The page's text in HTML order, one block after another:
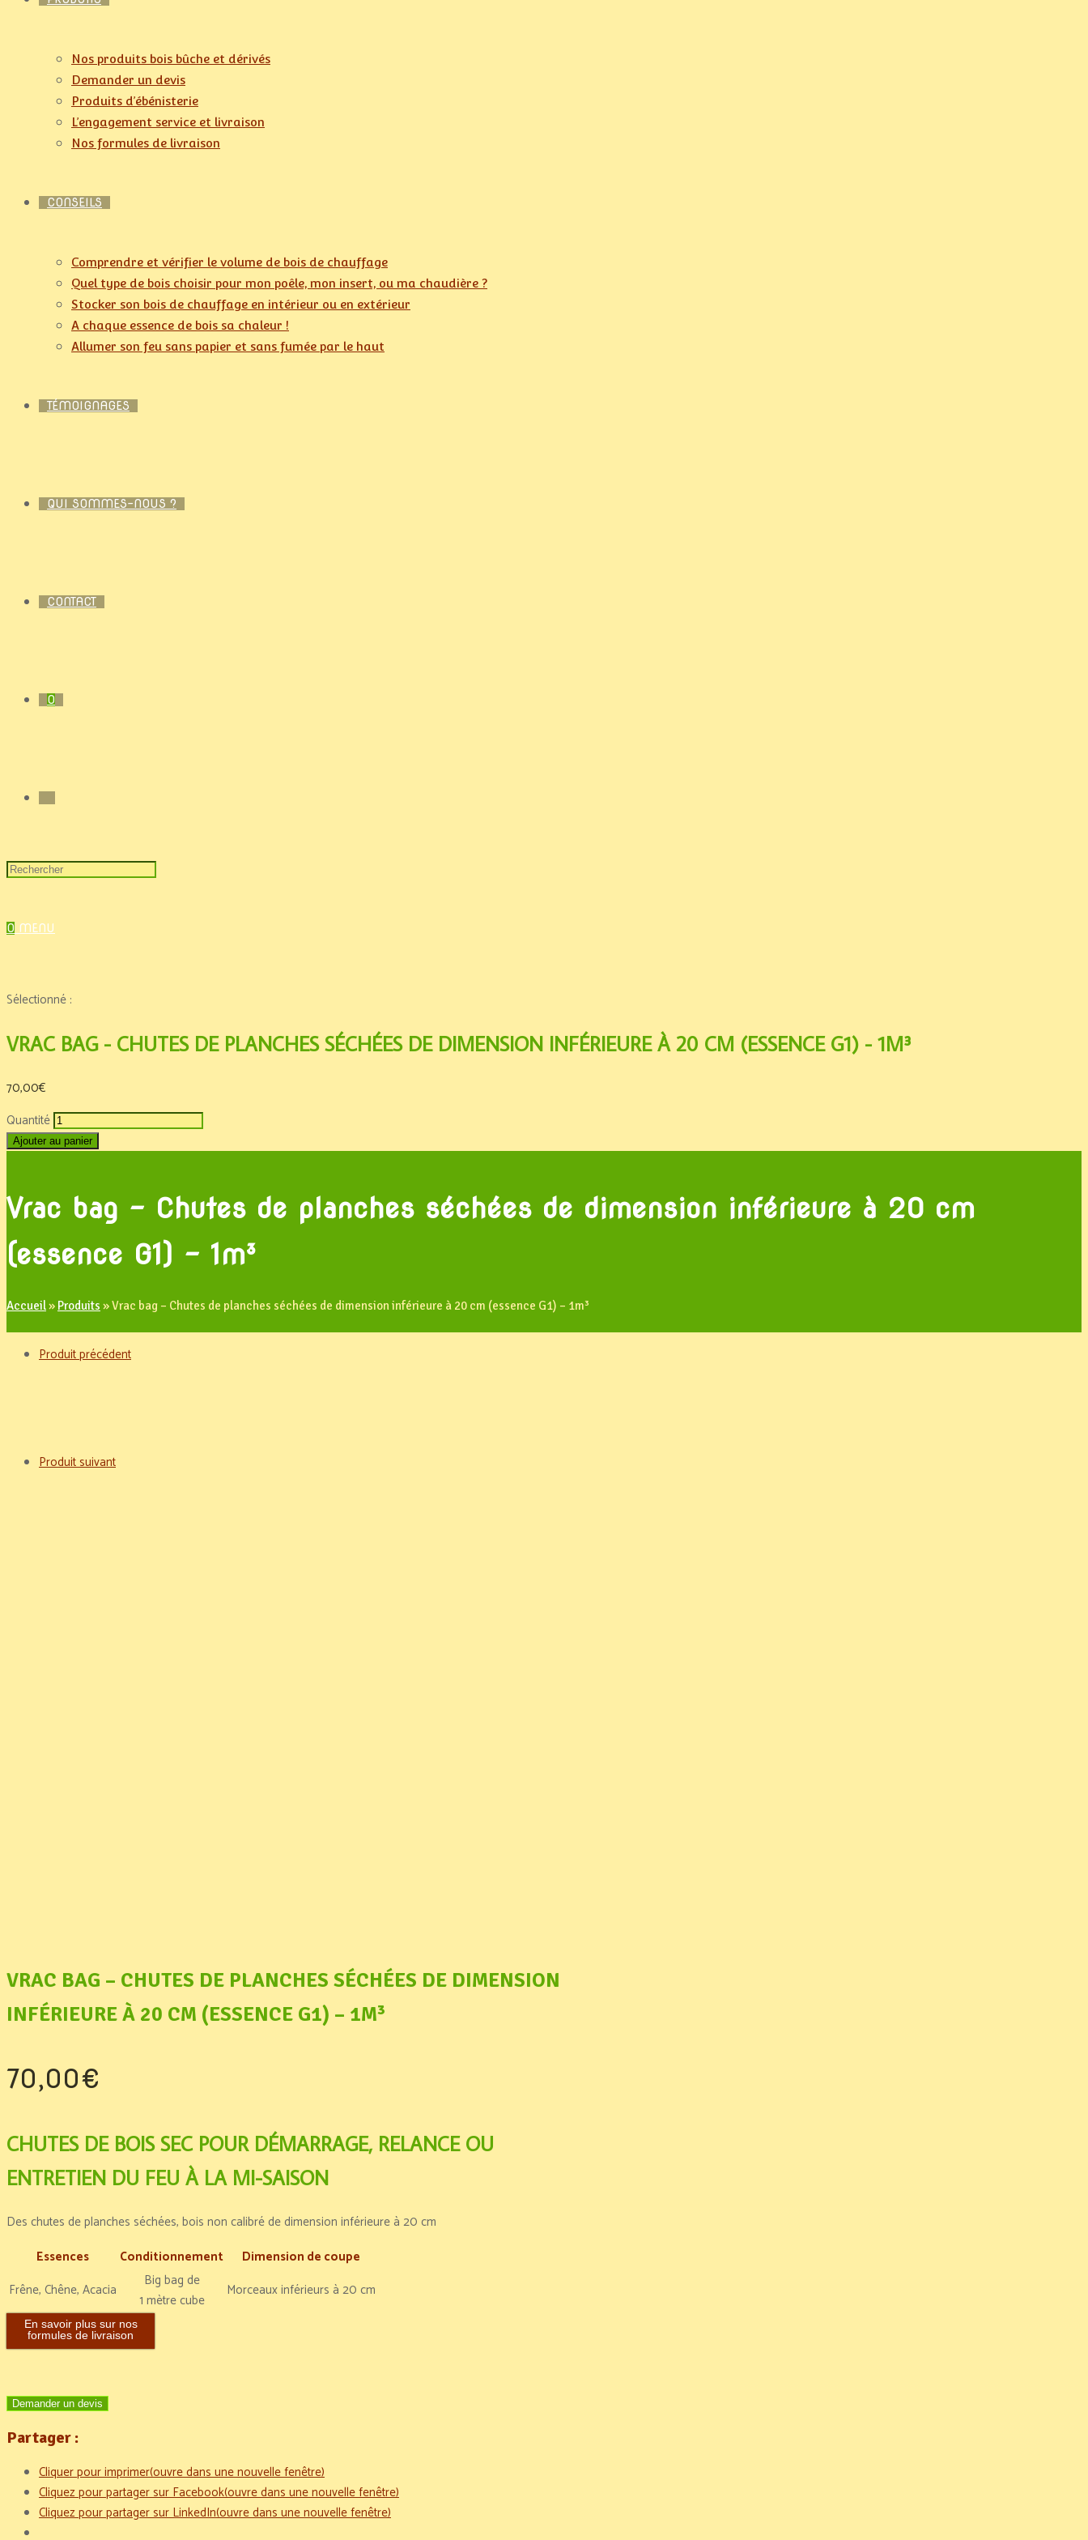
Nos produits bois bûche et dérivés
Demander un devis
Produits d’ébénisterie
L’engagement service et livraison
Nos formules de livraison
CONSEILS
Comprendre et vérifier le volume de bois de chauffage
Quel type de bois choisir pour mon poêle, mon insert, ou ma chaudière ?
Stocker son bois de chauffage en intérieur ou en extérieur
A chaque essence de bois sa chaleur !
Allumer son feu sans papier et sans fumée par le haut
TÉMOIGNAGES
QUI SOMMES-NOUS ?
CONTACT
0
0 MENU
Sélectionné :
VRAC BAG - CHUTES DE PLANCHES SÉCHÉES DE DIMENSION INFÉRIEURE À 20 CM (ESSENCE G1) - 1M³
70,00€
Quantité
Ajouter au panier
Vrac bag – Chutes de planches séchées de dimension inférieure à 20 cm
(essence G1) – 1m³
Accueil» Produits »Vrac bag – Chutes de planches séchées de dimension inférieure à 20 cm (essence G1) – 1m³
Produit précédent
Produit suivant
VRAC BAG – CHUTES DE PLANCHES SÉCHÉES DE DIMENSION
INFÉRIEURE À 20 CM (ESSENCE G1) – 1M³
70,00€
CHUTES DE BOIS SEC POUR DÉMARRAGE, RELANCE OU
ENTRETIEN DU FEU À LA MI-SAISON
Des chutes de planches séchées, bois non calibré de dimension inférieure à 20 cm
Essences
Conditionnement
Dimension de coupe
Frêne, Chêne, Acacia
Big bag de
1 mètre cube
Morceaux inférieurs à 20 cm
En savoir plus sur nos
formules de livraison
Demander un devis
Partager :
Cliquer pour imprimer(ouvre dans une nouvelle fenêtre)
Cliquez pour partager sur Facebook(ouvre dans une nouvelle fenêtre)
Cliquez pour partager sur LinkedIn(ouvre dans une nouvelle fenêtre)